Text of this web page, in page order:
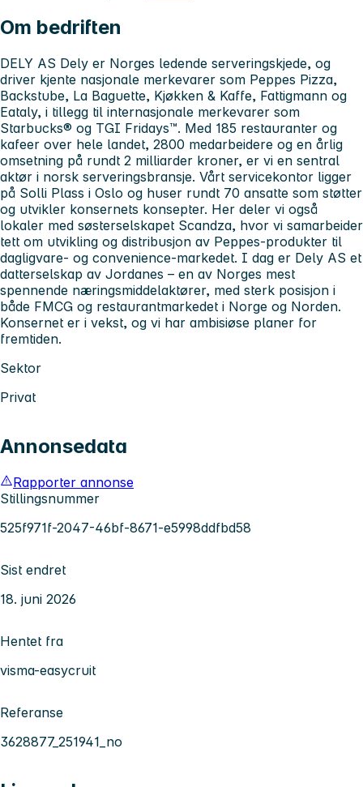
Om bedriften
DELY AS Dely er Norges ledende serveringskjede, og
driver kjente nasjonale merkevarer som Peppes Pizza,
Backstube, La Baguette, Kjøkken & Kaffe, Fattigmann og
Eataly, i tillegg til internasjonale merkevarer som
Starbucks® og TGI Fridays™. Med 185 restauranter og
kafeer over hele landet, 2800 medarbeidere og en årlig
omsetning på rundt 2 milliarder kroner, er vi en sentral
aktør i norsk serveringsbransje. Vårt servicekontor ligger
på Solli Plass i Oslo og huser rundt 70 ansatte som støtter
og utvikler konsernets konsepter. Her deler vi også
lokaler med søsterselskapet Scandza, hvor vi samarbeider
tett om utvikling og distribusjon av Peppes-produkter til
dagligvare- og convenience-markedet. I dag er Dely AS et
datterselskap av Jordanes – en av Norges mest
spennende næringsmiddelaktører, med sterk posisjon i
både FMCG og restaurantmarkedet i Norge og Norden.
Konsernet er i vekst, og vi har ambisiøse planer for
fremtiden.
Sektor
Privat
Annonsedata
Rapporter annonse
Stillingsnummer
525f971f-2047-46bf-8671-e5998ddfbd58
Sist endret
18. juni 2026
Hentet fra
visma-easycruit
Referanse
3628877_251941_no